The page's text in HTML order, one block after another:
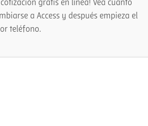
gratis en línea! Vea cuanto
a Access y después empieza el
teléfono.